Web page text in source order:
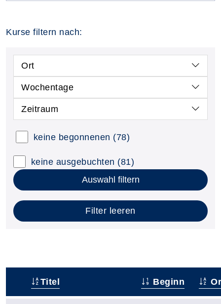
Kurse filtern nach:
Ort
Wochentage
Zeitraum
keine begonnenen (78)
keine ausgebuchten (81)
Auswahl filtern
Filter leeren
Titel Beginn